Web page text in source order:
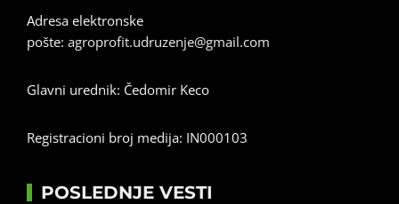
Adresa elektronske
pošte: agroprofit.udruzenje@gmail.com
Glavni urednik: Čedomir Keco
Registracioni broj medija: IN000103
POSLEDNJE VESTI